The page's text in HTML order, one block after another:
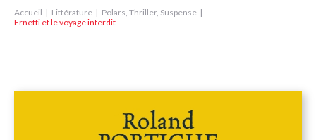
Accueil Littérature
Polars, Thriller, Suspense
Ernetti et le voyage interdit